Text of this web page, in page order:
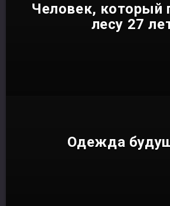
Человек, который
лесу 27
Одежда